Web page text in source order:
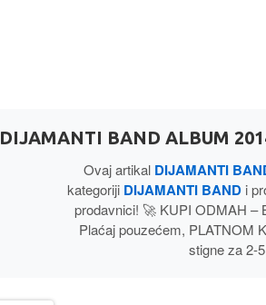
DIJAMANTI BAND ALBUM
Ovaj artikal DIJAMANTI
kategoriji DIJAMANTI BAND i
prodavnici! 🚀 KUPI ODMAH –
Plaćaj pouzećem, PLATNOM
stigne za 2-